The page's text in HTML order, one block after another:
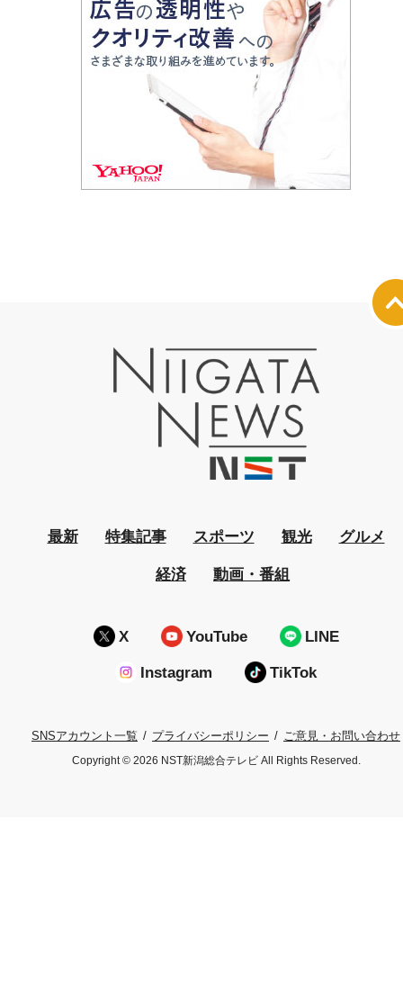
最新 特集記事 スポーツ 観光 グルメ
経済 動画・番組
X YouTube LINE
Instagram TikTok
SNSアカウント一覧 プライバシーポリシー ご意見・お問い合わせ
Copyright © 2026 NST新潟総合テレビ All Rights Reserved.